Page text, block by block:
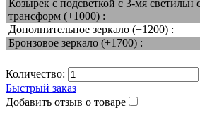
Козырек с подсветкой с 3-мя светильн
трансформ (+1000) :
Дополнительное зеркало (+1200) :
Бронзовое зеркало (+1700) :
Количество:
Быстрый заказ
Добавить отзыв о товаре